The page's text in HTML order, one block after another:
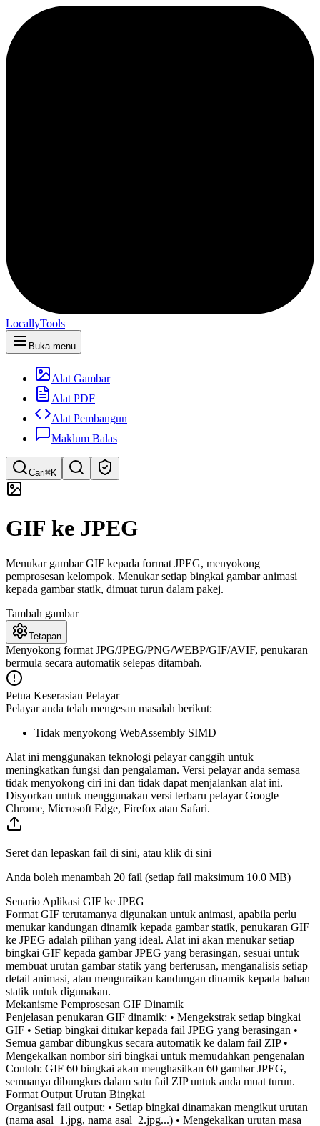
LocallyTools
Buka menu
Alat Gambar
Alat PDF
Alat Pembangun
Maklum Balas
Cari⌘K
Carian pantas untuk alat
GIF ke JPEG
Menukar gambar GIF kepada format JPEG, menyokong
pemprosesan kelompok. Menukar setiap bingkai gambar animasi
kepada gambar statik, dimuat turun dalam pakej.
Tambah gambar
Tetapan
Menyokong format JPG/JPEG/PNG/WEBP/GIF/AVIF, penukaran
bermula secara automatik selepas ditambah.
Petua Keserasian Pelayar
Pelayar anda telah mengesan masalah berikut:
Tidak menyokong WebAssembly SIMD
Alat ini menggunakan teknologi pelayar canggih untuk
meningkatkan fungsi dan pengalaman. Versi pelayar anda semasa
tidak menyokong ciri ini dan tidak dapat menjalankan alat ini.
Disyorkan untuk menggunakan versi terbaru pelayar Google
Chrome, Microsoft Edge, Firefox atau Safari.
Seret dan lepaskan fail di sini, atau klik di sini
Anda boleh menambah 20 fail (setiap fail maksimum 10.0 MB)
Senario Aplikasi GIF ke JPEG
Format GIF terutamanya digunakan untuk animasi, apabila perlu
menukar kandungan dinamik kepada gambar statik, penukaran GIF
ke JPEG adalah pilihan yang ideal. Alat ini akan menukar setiap
bingkai GIF kepada gambar JPEG yang berasingan, sesuai untuk
membuat urutan gambar statik yang berterusan, menganalisis setiap
detail animasi, atau menguraikan kandungan dinamik kepada bahan
statik untuk digunakan.
Mekanisme Pemprosesan GIF Dinamik
Penjelasan penukaran GIF dinamik: • Mengekstrak setiap bingkai
GIF • Setiap bingkai ditukar kepada fail JPEG yang berasingan •
Semua gambar dibungkus secara automatik ke dalam fail ZIP •
Mengekalkan nombor siri bingkai untuk memudahkan pengenalan
Contoh: GIF 60 bingkai akan menghasilkan 60 gambar JPEG,
semuanya dibungkus dalam satu fail ZIP untuk anda muat turun.
Format Output Urutan Bingkai
Organisasi fail output: • Setiap bingkai dinamakan mengikut urutan
(nama asal_1.jpg, nama asal_2.jpg...) • Mengekalkan urutan masa